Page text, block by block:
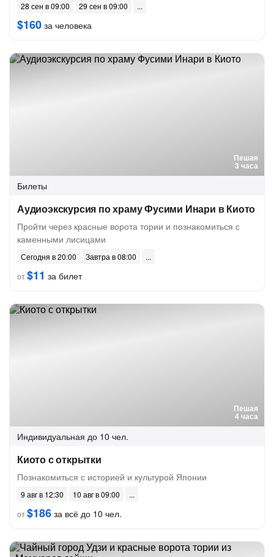
28 сен в 09:00 29 сен в 09:00
$160 за человека
Пешая
3 часа
Билеты
Аудиоэкскурсия по храму Фусими Инари в Киото
Пройти через красные ворота тории и познакомиться с
каменными лисицами
Сегодня в 20:00
Завтра в 08:00
от$11 за билет
Пешая
4 часа
Индивидуальная до 10 чел.
Киото с открытки
Познакомиться с историей и культурой Японии
9 авг в 12:30
10 авг в 09:00
от$186 за всё до 10 чел.